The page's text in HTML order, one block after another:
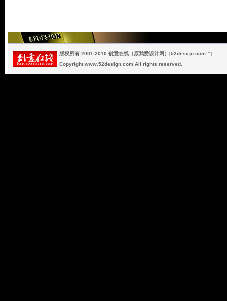
版权所有 2001-2010 创意在线（原我爱设计网）[52design.com™]
Copyright www.52design.com All rights reserved.